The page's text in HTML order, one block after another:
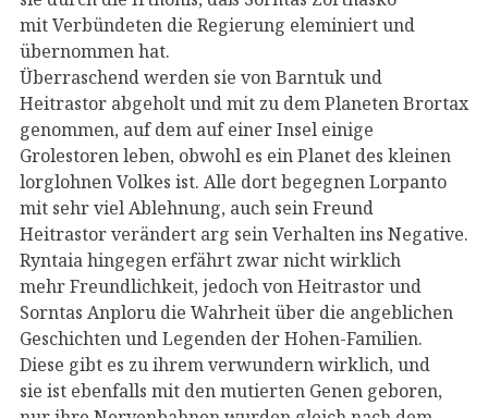
mit Verbündeten die Regierung eleminiert und
übernommen hat.
Überraschend werden sie von Barntuk und
Heitrastor abgeholt und mit zu dem Planeten Brortax
genommen, auf dem auf einer Insel einige
Grolestoren leben, obwohl es ein Planet des kleinen
lorglohnen Volkes ist. Alle dort begegnen Lorpanto
mit sehr viel Ablehnung, auch sein Freund
Heitrastor verändert arg sein Verhalten ins Negative.
Ryntaia hingegen erfährt zwar nicht wirklich
mehr Freundlichkeit, jedoch von Heitrastor und
Sorntas Anploru die Wahrheit über die angeblichen
Geschichten und Legenden der Hohen-Familien.
Diese gibt es zu ihrem verwundern wirklich, und
sie ist ebenfalls mit den mutierten Genen geboren,